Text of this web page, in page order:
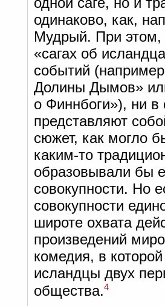
одинаково, как,
Мудрый. При этом,
«сагах об
событий
Долины Дымов»
о Финнбоги»), ни в
представляют
сюжет, как могло
каким-то
образовывали бы
совокупности. Но
совокупности
широте охвата
произведений
комедия, в
исландцы двух
общества.4